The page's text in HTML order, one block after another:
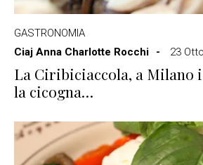
GASTRONOMIA
Ciaj Anna Charlotte Rocchi
23
La Ciribiciaccola, a Milano
la cicogna…